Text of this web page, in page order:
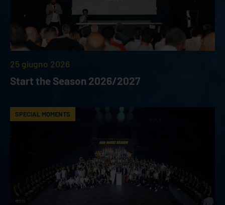
25 giugno 2026
Start the Season 2026/2027
SPECIAL MOMENTS